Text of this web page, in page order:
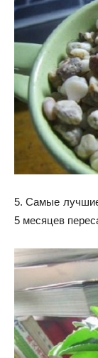
5. Самые
5 месяцев